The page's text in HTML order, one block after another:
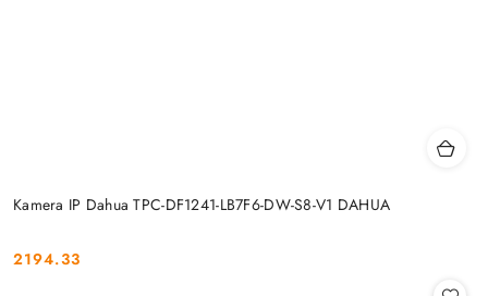
Kamera IP Dahua TPC-DF1241-LB7F6-DW-S8-V1 DAHUA
Cena:
2194.33